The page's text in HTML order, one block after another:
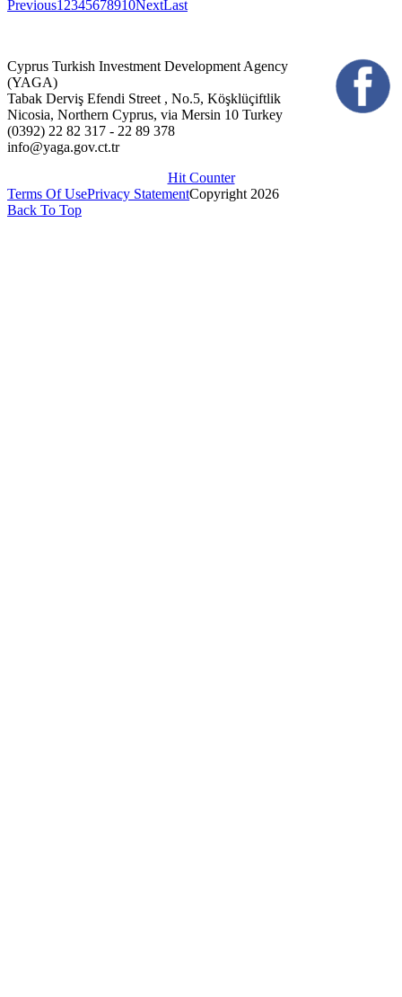
Previous1 2345678910NextLast
Cyprus Turkish Investment Development Agency
(YAGA)
Tabak Derviş Efendi Street , No.5, Köşklüçiftlik
Nicosia, Northern Cyprus, via Mersin 10 Turkey
(0392) 22 82 317 - 22 89 378
info@yaga.gov.ct.tr
Hit Counter
Terms Of UsePrivacy StatementCopyright 2026
Back To Top